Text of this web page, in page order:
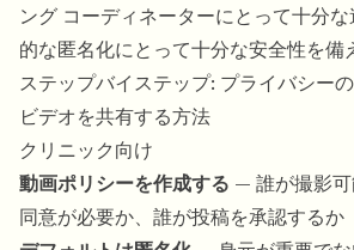
ング コーディネーターにとって十分
的な匿名化にとって十分な安全性を備
ステップバイステップ: プライバシー
ビデオを共有する方法
クリニック向け
動画ポリシーを作成する — 誰が撮影
同意が必要か、誰が投稿を承認するか